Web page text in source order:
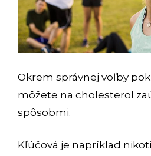
Okrem správnej voľby
môžete na cholesterol
spôsobmi.
Kľúčová je napríklad